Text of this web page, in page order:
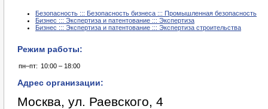
Безопасность ::: Безопасность бизнеса ::: Промышленная безопасность
Бизнес ::: Экспертиза и патентование ::: Экспертиза
Бизнес ::: Экспертиза и патентование ::: Экспертиза строительства
Режим работы:
пн–пт: 10:00 – 18:00
Адрес организации:
Москва, ул. Раевского, 4